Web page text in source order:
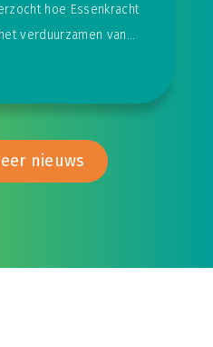
hoe Essenkracht
verduurzamen van
nieuws